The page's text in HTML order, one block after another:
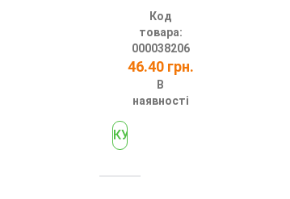
Код
товара:
000038206
46.40 грн.
В
наявності